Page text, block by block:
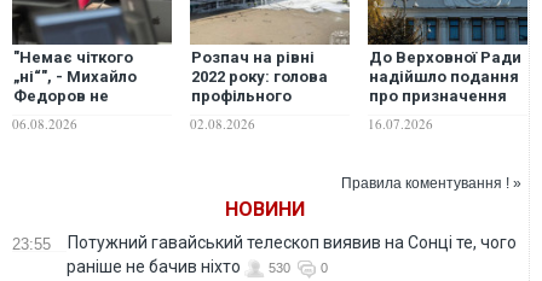
"Немає чіткого
„ні“", - Михайло
Федоров не
повернення на
06.08.2026
Розпач на рівні
2022 року: голова
профільного
збитки бізнесу від
02.08.2026
До Верховної Ради
надійшло подання
про призначення
уряду
16.07.2026
Правила коментування ! »
НОВИНИ
23:55
Потужний гавайський телескоп виявив на Сонці те, чого
раніше не бачив ніхто
530 0